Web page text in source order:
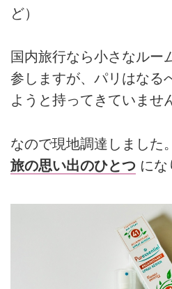
ど）
国内旅行なら小さなルー
参しますが、パリはなる
ようと持ってきていませ
なので現地調達しました
旅の思い出のひとつ にな